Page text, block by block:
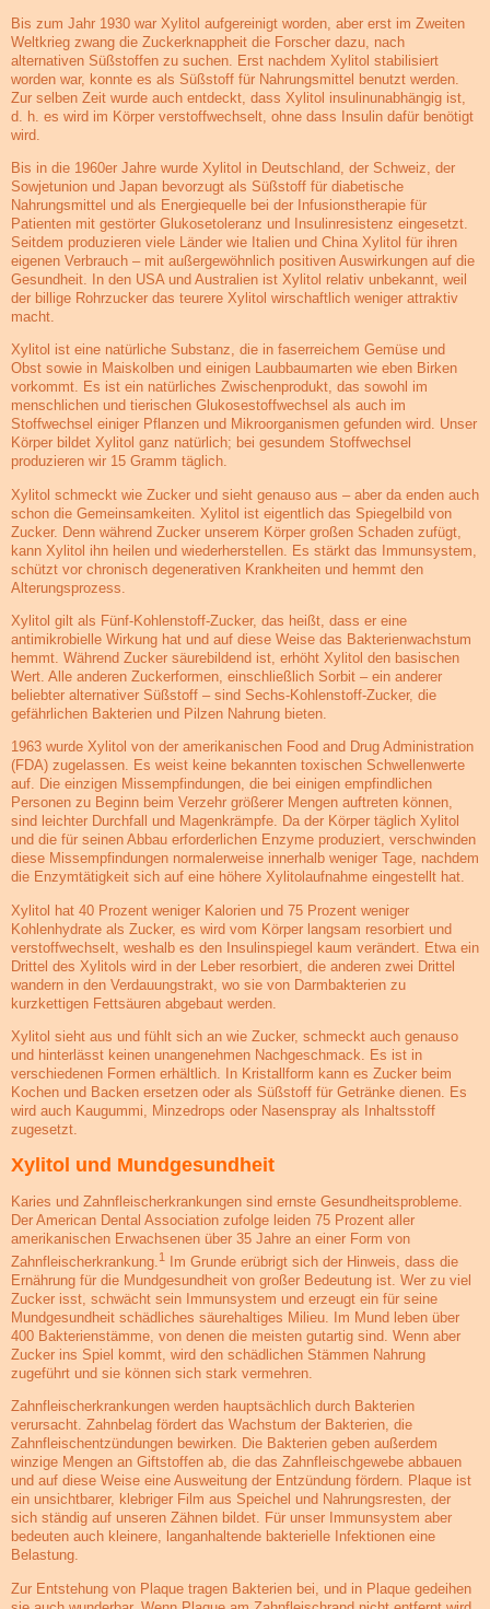
Bis zum Jahr 1930 war Xylitol aufgereinigt worden, aber erst im Zweiten
Weltkrieg zwang die Zuckerknappheit die Forscher dazu, nach
alternativen Süßstoffen zu suchen. Erst nachdem Xylitol stabilisiert
worden war, konnte es als Süßstoff für Nahrungsmittel benutzt werden.
Zur selben Zeit wurde auch entdeckt, dass Xylitol insulinunabhängig ist,
d. h. es wird im Körper verstoffwechselt, ohne dass Insulin dafür benötigt
wird.
Bis in die 1960er Jahre wurde Xylitol in Deutschland, der Schweiz, der
Sowjetunion und Japan bevorzugt als Süßstoff für diabetische
Nahrungsmittel und als Energiequelle bei der Infusionstherapie für
Patienten mit gestörter Glukosetoleranz und Insulinresistenz eingesetzt.
Seitdem produzieren viele Länder wie Italien und China Xylitol für ihren
eigenen Verbrauch – mit außergewöhnlich positiven Auswirkungen auf die
Gesundheit. In den USA und Australien ist Xylitol relativ unbekannt, weil
der billige Rohrzucker das teurere Xylitol wirschaftlich weniger attraktiv
macht.
Xylitol ist eine natürliche Substanz, die in faserreichem Gemüse und
Obst sowie in Maiskolben und einigen Laubbaumarten wie eben Birken
vorkommt. Es ist ein natürliches Zwischenprodukt, das sowohl im
menschlichen und tierischen Glukosestoffwechsel als auch im
Stoffwechsel einiger Pflanzen und Mikroorganismen gefunden wird. Unser
Körper bildet Xylitol ganz natürlich; bei gesundem Stoffwechsel
produzieren wir 15 Gramm täglich.
Xylitol schmeckt wie Zucker und sieht genauso aus – aber da enden auch
schon die Gemeinsamkeiten. Xylitol ist eigentlich das Spiegelbild von
Zucker. Denn während Zucker unserem Körper großen Schaden zufügt,
kann Xylitol ihn heilen und wiederherstellen. Es stärkt das Immunsystem,
schützt vor chronisch degenerativen Krankheiten und hemmt den
Alterungsprozess.
Xylitol gilt als Fünf-Kohlenstoff-Zucker, das heißt, dass er eine
antimikrobielle Wirkung hat und auf diese Weise das Bakterienwachstum
hemmt. Während Zucker säurebildend ist, erhöht Xylitol den basischen
Wert. Alle anderen Zuckerformen, einschließlich Sorbit – ein anderer
beliebter alternativer Süßstoff – sind Sechs-Kohlenstoff-Zucker, die
gefährlichen Bakterien und Pilzen Nahrung bieten.
1963 wurde Xylitol von der amerikanischen Food and Drug Administration
(FDA) zugelassen. Es weist keine bekannten toxischen Schwellenwerte
auf. Die einzigen Missempfindungen, die bei einigen empfindlichen
Personen zu Beginn beim Verzehr größerer Mengen auftreten können,
sind leichter Durchfall und Magenkrämpfe. Da der Körper täglich Xylitol
und die für seinen Abbau erforderlichen Enzyme produziert, verschwinden
diese Missempfindungen normalerweise innerhalb weniger Tage, nachdem
die Enzymtätigkeit sich auf eine höhere Xylitolaufnahme eingestellt hat.
Xylitol hat 40 Prozent weniger Kalorien und 75 Prozent weniger
Kohlenhydrate als Zucker, es wird vom Körper langsam resorbiert und
verstoffwechselt, weshalb es den Insulinspiegel kaum verändert. Etwa ein
Drittel des Xylitols wird in der Leber resorbiert, die anderen zwei Drittel
wandern in den Verdauungstrakt, wo sie von Darmbakterien zu
kurzkettigen Fettsäuren abgebaut werden.
Xylitol sieht aus und fühlt sich an wie Zucker, schmeckt auch genauso
und hinterlässt keinen unangenehmen Nachgeschmack. Es ist in
verschiedenen Formen erhältlich. In Kristallform kann es Zucker beim
Kochen und Backen ersetzen oder als Süßstoff für Getränke dienen. Es
wird auch Kaugummi, Minzedrops oder Nasenspray als Inhaltsstoff
zugesetzt.
Xylitol und Mundgesundheit
Karies und Zahnfleischerkrankungen sind ernste Gesundheitsprobleme.
Der American Dental Association zufolge leiden 75 Prozent aller
amerikanischen Erwachsenen über 35 Jahre an einer Form von
Zahnfleischerkrankung.1
Im Grunde erübrigt sich der Hinweis, dass die
Ernährung für die Mundgesundheit von großer Bedeutung ist. Wer zu viel
Zucker isst, schwächt sein Immunsystem und erzeugt ein für seine
Mundgesundheit schädliches säurehaltiges Milieu. Im Mund leben über
400 Bakterienstämme, von denen die meisten gutartig sind. Wenn aber
Zucker ins Spiel kommt, wird den schädlichen Stämmen Nahrung
zugeführt und sie können sich stark vermehren.
Zahnfleischerkrankungen werden hauptsächlich durch Bakterien
verursacht. Zahnbelag fördert das Wachstum der Bakterien, die
Zahnfleischentzündungen bewirken. Die Bakterien geben außerdem
winzige Mengen an Giftstoffen ab, die das Zahnfleischgewebe abbauen
und auf diese Weise eine Ausweitung der Entzündung fördern. Plaque ist
ein unsichtbarer, klebriger Film aus Speichel und Nahrungsresten, der
sich ständig auf unseren Zähnen bildet. Für unser Immunsystem aber
bedeuten auch kleinere, langanhaltende bakterielle Infektionen eine
Belastung.
Zur Entstehung von Plaque tragen Bakterien bei, und in Plaque gedeihen